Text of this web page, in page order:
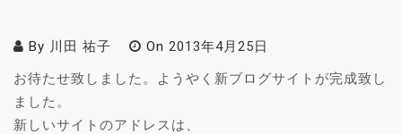
By 川田 祐子 On 2013年4月25日
お待たせ致しました。ようやく新ブログサイトが完成致し
ました。
新しいサイトのアドレスは、